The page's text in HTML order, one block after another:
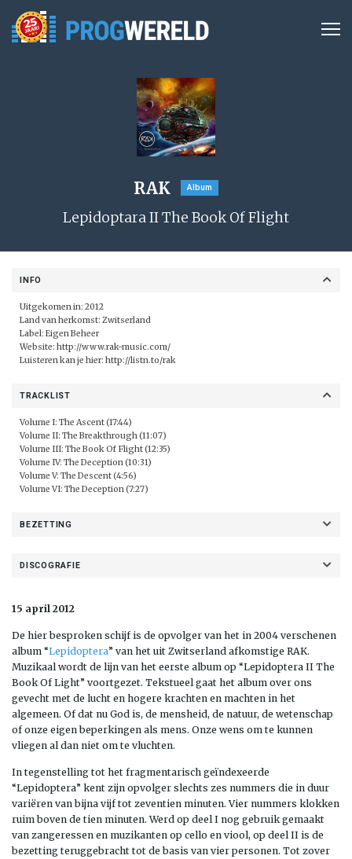
RAK Album
Lepidoptara II The Book Of Flight
INFO
Uitgekomen in: 2012
Land van herkomst: Zwitserland
Label: Eigen Beheer
Website: http://www.rak-music.com/
Luisteren kan je hier: http://listn.to/rak
TRACKLIST
Volume I: The Ascent (17:44)
Volume II: The Breakthrough (11:07)
Volume III: The Book Of Flight (12:35)
Volume IV: The Deception (10:31)
Volume V: The Descent (4:56)
Volume VI: The Deception (7:27)
BEZETTING
DISCOGRAFIE
15 april 2012
De hier besproken schijf is de opvolger van het in 2004 verschenen
album “Lepidoptera” van het uit Zwitserland afkomstige RAK.
Muzikaal wordt de lijn van het eerste album op “Lepidoptera II The
Book Of Light” voortgezet. Tekstueel gaat het album over ons
gevecht met de lucht en hogere krachten en machten in het
algemeen. Of dat nu God is, de mensheid, de natuur, de wetenschap
of onze eigen beperkingen als mens. Onze wens om te kunnen
vliegen al dan niet om te vluchten.
In tegenstelling tot het fragmentarisch geïndexeerde
“Lepidoptera” kent zijn opvolger slechts zes nummers die in duur
variëren van bijna vijf tot zeventien minuten. Vier nummers klokken
ruim boven de tien minuten. Werd op deel I nog gebruik gemaakt
van zangeressen en muzikanten op cello en viool, op deel II is de
bezetting teruggebracht tot de basis van vier personen. Tot zover